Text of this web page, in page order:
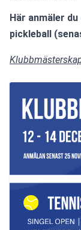
Här anmäler
pickleball